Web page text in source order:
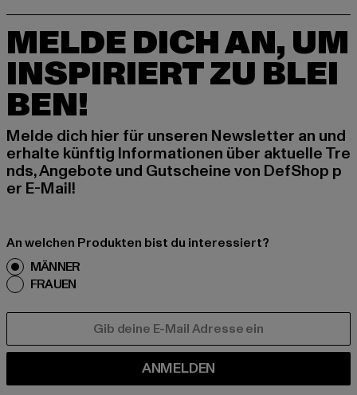
MELDE DICH AN, UM
INSPIRIERT ZU BLEI
BEN!
Melde dich hier für unseren Newsletter an und
erhalte künftig Informationen über aktuelle Tre
nds, Angebote und Gutscheine von DefShop p
er E-Mail!
An welchen Produkten bist du interessiert?
MÄNNER
FRAUEN
ANMELDEN